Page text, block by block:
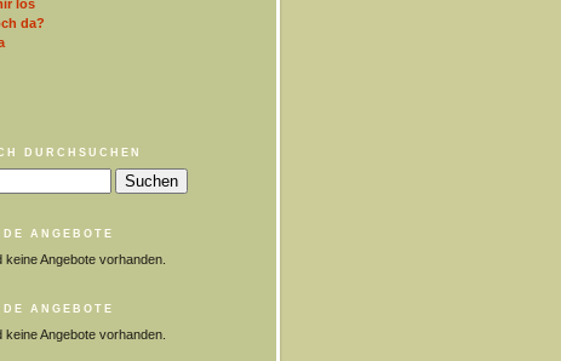
los
da?
DURCHSUCHEN
ANGEBOTE
keine Angebote vorhanden.
ANGEBOTE
keine Angebote vorhanden.